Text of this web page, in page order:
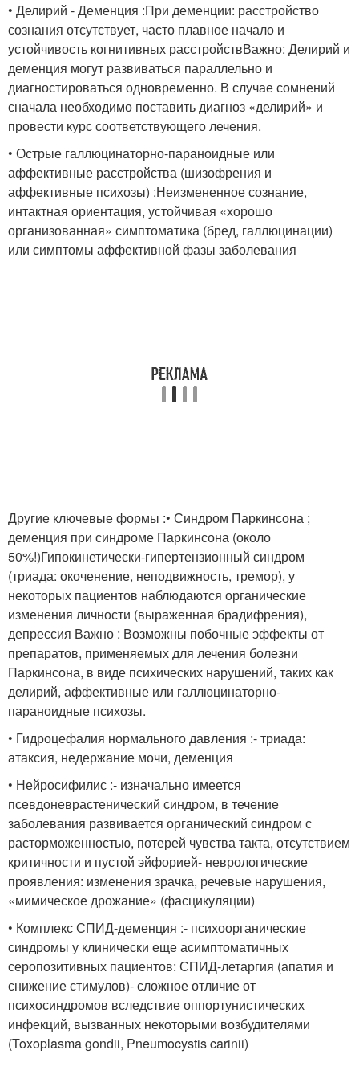
• Делирий - Деменция :При деменции: расстройство
сознания отсутствует, часто плавное начало и
устойчивость когнитивных расстройствВажно: Делирий и
деменция могут развиваться параллельно и
диагностироваться одновременно. В случае сомнений
сначала необходимо поставить диагноз «делирий» и
провести курс соответствующего лечения.
• Острые галлюцинаторно-параноидные или
аффективные расстройства (шизофрения и
аффективные психозы) :Неизмененное сознание,
интактная ориентация, устойчивая «хорошо
организованная» симптоматика (бред, галлюцинации)
или симптомы аффективной фазы заболевания
Другие ключевые формы :• Синдром Паркинсона ;
деменция при синдроме Паркинсона (около
50%!)Гипокинетически-гипертензионный синдром
(триада: окоченение, неподвижность, тремор), у
некоторых пациентов наблюдаются органические
изменения личности (выраженная брадифрения),
депрессия Важно : Возможны побочные эффекты от
препаратов, применяемых для лечения болезни
Паркинсона, в виде психических нарушений, таких как
делирий, аффективные или галлюцинаторно-
параноидные психозы.
• Гидроцефалия нормального давления :- триада:
атаксия, недержание мочи, деменция
• Нейросифилис :- изначально имеется
псевдоневрастенический синдром, в течение
заболевания развивается органический синдром с
расторможенностью, потерей чувства такта, отсутствием
критичности и пустой эйфорией- неврологические
проявления: изменения зрачка, речевые нарушения,
«мимическое дрожание» (фасцикуляции)
• Комплекс СПИД-деменция :- психоорганические
синдромы у клинически еще асимптоматичных
серопозитивных пациентов: СПИД-летаргия (апатия и
снижение стимулов)- сложное отличие от
психосиндромов вследствие оппортунистических
инфекций, вызванных некоторыми возбудителями
(Toxoplasma gondii, Pneumocystis carinii)